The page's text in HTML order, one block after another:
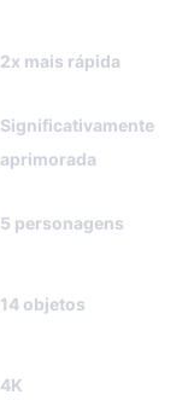
2x mais rápida
Significativamente
aprimorada
5 personagens
14 objetos
4K